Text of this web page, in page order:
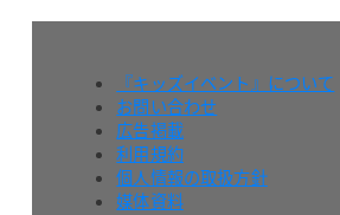
『キッズイベント』について
お問い合わせ
広告掲載
利用規約
個人情報の取扱方針
媒体資料